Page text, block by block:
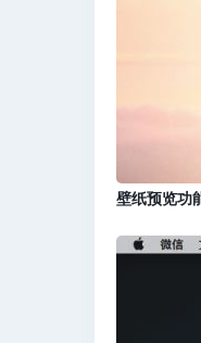
壁纸预览功